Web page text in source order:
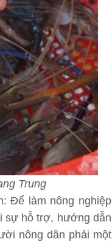
Trung
Để làm nông nghiệp
sự hỗ trợ, hướng dẫn
nông dân phải một